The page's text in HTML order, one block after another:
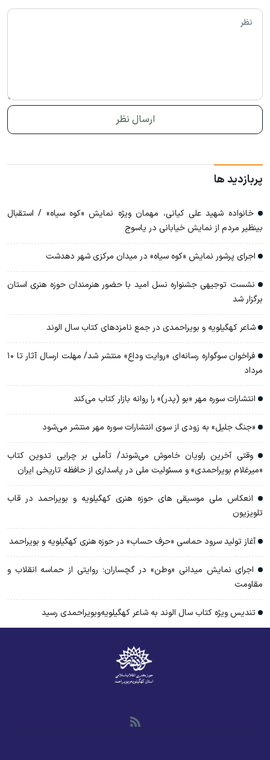
پربازدید ها
خانواده شهید علی کیانی، مهمان ویژه نمایش «کوه سیاه» / استقبال
بینظیر مردم از نمایش خیابانی در یاسوج
اجرای پرشور نمایش «کوه سیاه» در میدان مرکزی شهر دهدشت
نشست توجیهی جشنواره نسل امید با حضور هنرمندان حوزه هنری استان
برگزار شد
شاعر کهگیلویه و بویراحمدی در جمع نامزدهای کتاب سال الوند
فراخوان سوگواره رسانه‌ای «روایت وداع» منتشر شد/ مهلت ارسال آثار تا ۱۰
مرداد
انتشارات سوره مهر «بو (پدر)» را روانه بازار کتاب می‌کند
«جنگ جلیل» به زودی از سوی انتشارات سوره مهر منتشر می‌شود
وقتی آخرین راویان خاموش می‌شوند/ تأملی بر چرایی تدوین کتاب
«میرغلام بویراحمدی» و مسئولیت ملی در پاسداری از حافظه تاریخی ایران
انعکاس ملی موسیقی های حوزه هنری کهگیلویه و بویراحمد در قاب
تلویزیون
آغاز تولید سرود حماسی «حرف حساب» در حوزه هنری کهگیلویه و بویراحمد
اجرای نمایش میدانی «وطن» در گچساران؛ روایتی از حماسه انقلاب و
مقاومت
تندیس ویژه کتاب سال الوند به شاعر کهگیلویه‌وبویراحمدی رسید